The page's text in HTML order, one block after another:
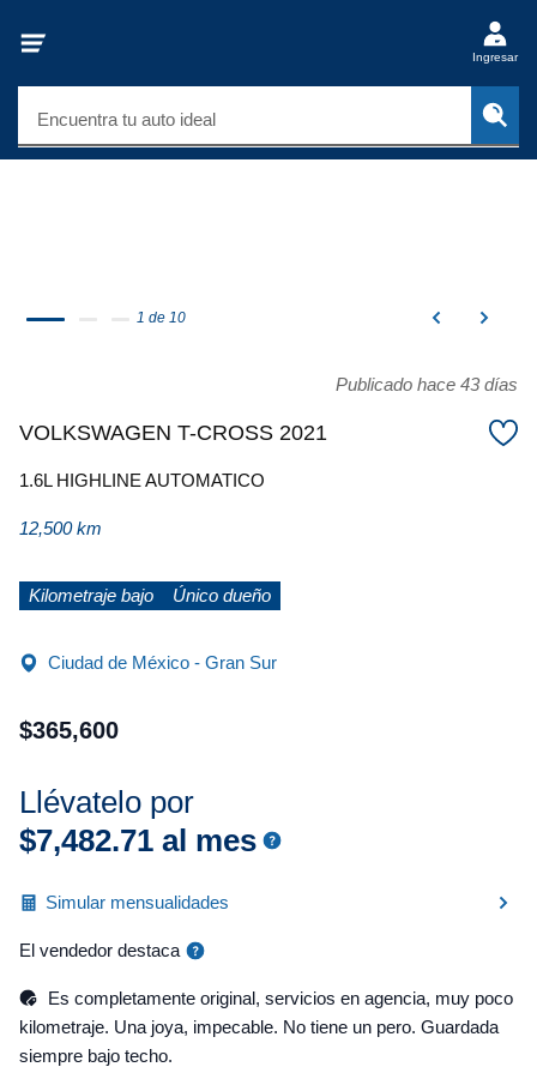
Ingresar
Encuentra tu auto ideal
1 de 10
Publicado hace 43 días
VOLKSWAGEN T-CROSS 2021
1.6L HIGHLINE AUTOMATICO
12,500 km
Kilometraje bajo Único dueño
Ciudad de México - Gran Sur
$365,600
Llévatelo por
$7,482.71 al mes
Simular mensualidades
El vendedor destaca
Es completamente original, servicios en agencia, muy poco
kilometraje. Una joya, impecable. No tiene un pero. Guardada
siempre bajo techo.